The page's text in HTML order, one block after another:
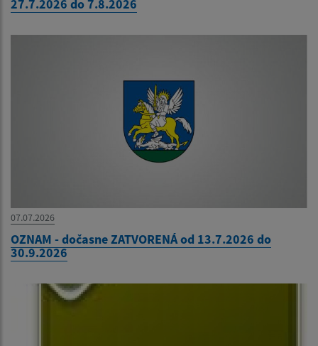
27.7.2026 do 7.8.2026
07.07.2026
OZNAM - dočasne ZATVORENÁ od 13.7.2026 do
30.9.2026